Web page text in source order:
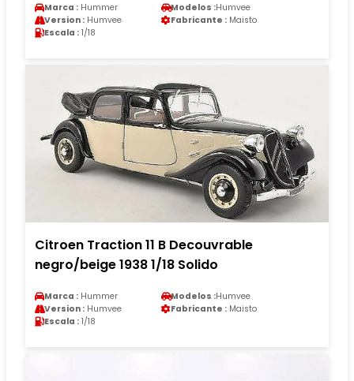
Marca : Hummer Modelos :Humvee
Version : Humvee Fabricante : Maisto
Escala : 1/18
Citroen Traction 11 B Decouvrable
negro/beige 1938 1/18 Solido
Marca : Hummer Modelos :Humvee
Version : Humvee Fabricante : Maisto
Escala : 1/18